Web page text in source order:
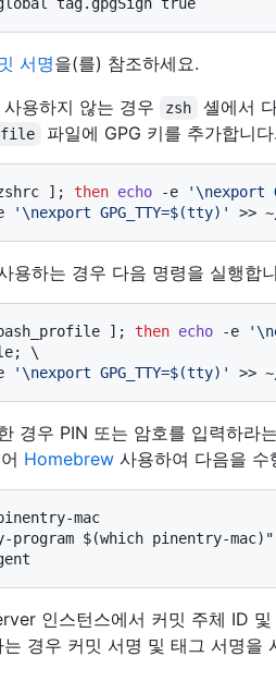
서명을(를) 참조하세요.
용하지 않는 경우
zsh 셸에서
파일에 GPG 키를 추가합니다.
]; then echo -e '\nexport
'\nexport GPG_TTY=$(tty)' >>
용하는 경우 다음 명령을 실행합
]; then echo -e
\
'\nexport GPG_TTY=$(tty)' >>
경우 PIN 또는 암호를 입력하라
Homebrew 사용하여 다음을 수
mac
program $(which pinentry-
인스턴스에서 커밋 주체 ID
경우 커밋 서명 및 태그 서명을